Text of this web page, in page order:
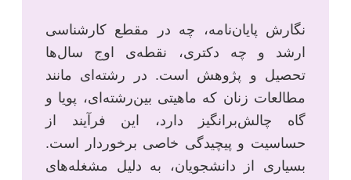
نگارش پایان‌نامه، چه در مقطع کارشناسی
ارشد و چه دکتری، نقطه‌ی اوج سال‌ها
تحصیل و پژوهش است. در رشته‌ای مانند
مطالعات زنان که ماهیتی بین‌رشته‌ای، پویا و
گاه چالش‌برانگیز دارد، این فرآیند از
حساسیت و پیچیدگی خاصی برخوردار است.
بسیاری از دانشجویان، به دلیل مشغله‌های